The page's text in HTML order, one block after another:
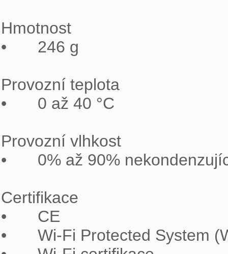
Hmotnost
•	246 g
Provozní teplota
•	0 až 40 °C
Provozní vlhkost
•	0% až 90% nekondenzující
Certifikace
•	CE
•	Wi-Fi Protected System (WPS)